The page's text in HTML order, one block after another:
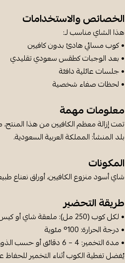
الخصائص والاستخدامات
هذا الشاي مناسب لـ:
• كوب مسائي هادئ بدون كافيين
• بعد الوجبات كطقس سعودي تقليدي
• جلسات عائلية دافئة
• لحظات صفاء شخصية
معلومات مهمة
تمت إزالة معظم الكافيين من هذا
بلد المنشأ: المملكة العربية السعودية.
المكونات
شاي أسود منزوع الكافيين، أوراق نعناع
طريقة التحضير
• لكل كوب (250 مل): ملعقة شاي أو كيس واحد
• درجة الحرارة: 100° مئوية
• مدة التخمير: 4 – 6 دقائق أو حسب الذوق
يُفضل تغطية الكوب أثناء التخمير للحفاظ